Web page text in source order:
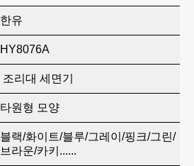
한유
HY8076A
조리대 세면기
타원형 모양
블랙/화이트/블루/그레이/핑크/그린/
브라운/카키......